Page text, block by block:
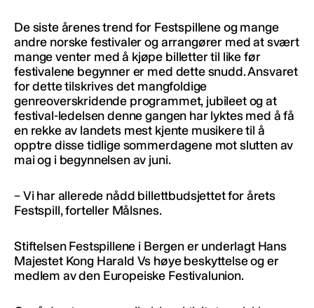
De siste årenes trend for Festspillene og mange
andre norske festivaler og arrangører med at svært
mange venter med å kjøpe billetter til like før
festivalene begynner er med dette snudd. Ansvaret
for dette tilskrives det mangfoldige
genreoverskridende programmet, jubileet og at
festival-ledelsen denne gangen har lyktes med å få
en rekke av landets mest kjente musikere til å
opptre disse tidlige sommerdagene mot slutten av
mai og i begynnelsen av juni.
– Vi har allerede nådd billettbudsjettet for årets
Festspill, forteller Målsnes.
Stiftelsen Festspillene i Bergen er underlagt Hans
Majestet Kong Harald Vs høye beskyttelse og er
medlem av den Europeiske Festivalunion.